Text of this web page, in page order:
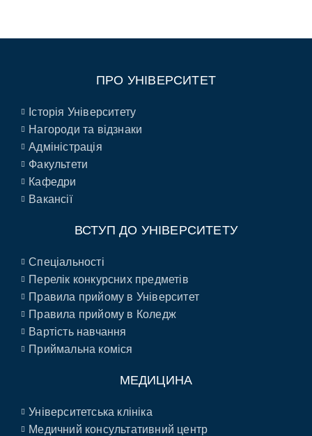
ПРО УНІВЕРСИТЕТ
Історія Університету
Нагороди та відзнаки
Адміністрація
Факультети
Кафедри
Вакансії
ВСТУП ДО УНІВЕРСИТЕТУ
Спеціальності
Перелік конкурсних предметів
Правила прийому в Університет
Правила прийому в Коледж
Вартість навчання
Приймальна коміся
МЕДИЦИНА
Університетська клініка
Медичний консультативний центр